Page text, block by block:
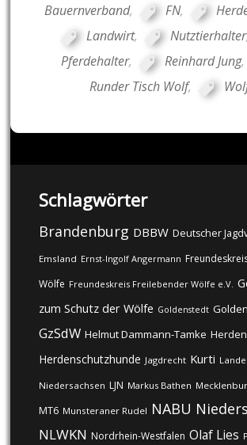
Bauernverband, FN,
Landwirt, Nutztierhalter,
Pferdehalter, Reinhard Jung,
Runder Tisch Wolf,
Schlagwörter
Brandenburg DBBW Deutscher
Emsland Ernst-Ingolf Angermann
Wölfe Freundeskreis Freilebender Wölfe e.V.
zum Schutz der Wölfe Goldenstedt
GzSdW Helmut Dammann-Tamke
Herdenschutzhunde Jagdrecht Kurti
Niedersachsen LJN Markus Bathen
MT6 Munsteraner Rudel NABU
NLWKN Nordrhein-Westfalen Olaf Lies